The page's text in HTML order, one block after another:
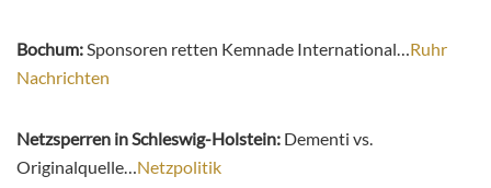
Bochum: Sponsoren retten Kemnade International… Ruhr
Nachrichten
Netzsperren in Schleswig-Holstein: Dementi vs.
Originalquelle… Netzpolitik